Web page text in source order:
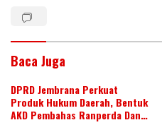
Baca Juga
DPRD Jembrana Perkuat
Produk Hukum Daerah, Bentuk
AKD Pembahas Ranperda Dan